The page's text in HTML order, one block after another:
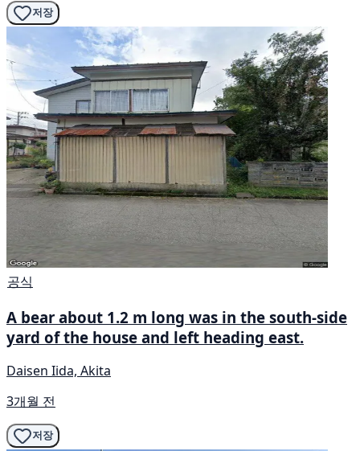
저장
공식
A bear about 1.2 m long was in the south-side
yard of the house and left heading east.
Daisen Iida, Akita
3개월 전
저장